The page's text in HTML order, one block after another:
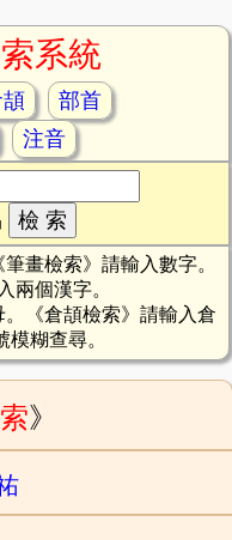
系統
部首
注音
畫檢索》請輸入數字。
兩個漢字。
。《倉頡檢索》請輸入倉
糊查尋。
》